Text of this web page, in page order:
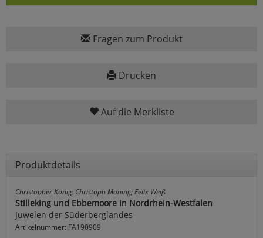
Fragen zum Produkt
Drucken
Auf die Merkliste
Produktdetails
Christopher König; Christoph Moning; Felix Weiß
Stilleking und Ebbemoore in Nordrhein-Westfalen
Juwelen der Süderberglandes
Artikelnummer: FA190909